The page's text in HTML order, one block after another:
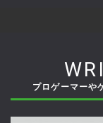
プロゲーマーや